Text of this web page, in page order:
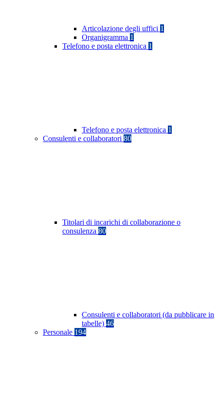
Articolazione degli uffici 1
Organigramma 1
Telefono e posta elettronica 1
Telefono e posta elettronica 1
Consulenti e collaboratori 80
Titolari di incarichi di collaborazione o
consulenza 80
Consulenti e collaboratori (da pubblicare in
tabelle) 46
Personale 194